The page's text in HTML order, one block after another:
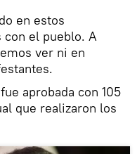
en estos
el pueblo. A
ver ni en
aprobada con 105
que realizaron los